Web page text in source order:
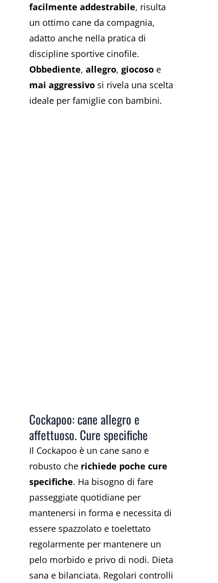
facilmente addestrabile, risulta
un ottimo cane da compagnia,
adatto anche nella pratica di
discipline sportive cinofile.
Obbediente, allegro, giocoso e
mai aggressivo si rivela una scelta
ideale per famiglie con bambini.
Cockapoo: cane allegro e
affettuoso. Cure specifiche
Il Cockapoo è un cane sano e
robusto che richiede poche cure
specifiche. Ha bisogno di fare
passeggiate quotidiane per
mantenersi in forma e necessita di
essere spazzolato e toelettato
regolarmente per mantenere un
pelo morbido e privo di nodi. Dieta
sana e bilanciata. Regolari controlli